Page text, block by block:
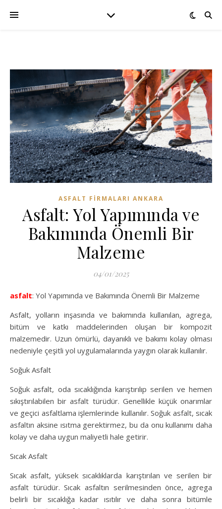
ASFALT FIRMALARI ANKARA
Asfalt: Yol Yapımında ve
Bakımında Önemli Bir
Malzeme
04/01/2025
asfalt: Yol Yapımında ve Bakımında Önemli Bir Malzeme
Asfalt, yolların inşasında ve bakımında kullanılan, agrega,
bitüm ve katkı maddelerinden oluşan bir kompozit
malzemedir. Uzun ömürlü, dayanıklı ve bakımı kolay olması
nedeniyle çeşitli yol uygulamalarında yaygın olarak kullanılır.
Soğuk Asfalt
Soğuk asfalt, oda sıcaklığında karıştırılıp serilen ve hemen
sıkıştırılabilen bir asfalt türüdür. Genellikle küçük onarımlar
ve geçici asfaltlama işlemlerinde kullanılır. Soğuk asfalt, sıcak
asfaltın aksine ısıtma gerektirmez, bu da onu kullanımı daha
kolay ve daha uygun maliyetli hale getirir.
Sıcak Asfalt
Sıcak asfalt, yüksek sıcaklıklarda karıştırılan ve serilen bir
asfalt türüdür. Sıcak asfaltın serilmesinden önce, agrega
belirli bir sıcaklığa kadar ısıtılır ve daha sonra bitümle